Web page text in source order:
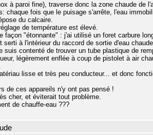
à paroi fine), traverse donc la zone chaude de
chaque fois que le puisage s'arrête, l'eau
du calcaire.
de température est élevé.
façon "étonnante" : j'ai utilisé un foret carbure
à l'intérieur du raccord de sortie d'eau
suis contenté de trouver un tube plastique de
légèrement enflée à coup de pistolet à air
lisse et très peu conducteur... et donc
de ces appareils n'y ont pas pensé !
cher, et éviterait tout problème.
de chauffe-eau ???